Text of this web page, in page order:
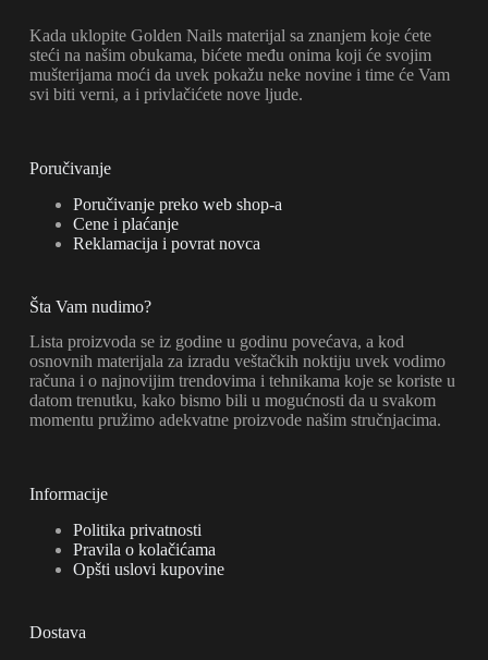
Kada uklopite Golden Nails materijal sa znanjem koje ćete
steći na našim obukama, bićete među onima koji će svojim
mušterijama moći da uvek pokažu neke novine i time će Vam
svi biti verni, a i privlačićete nove ljude.
Poručivanje
Poručivanje preko web shop-a
Cene i plaćanje
Reklamacija i povrat novca
Šta Vam nudimo?
Lista proizvoda se iz godine u godinu povećava, a kod
osnovnih materijala za izradu veštačkih noktiju uvek vodimo
računa i o najnovijim trendovima i tehnikama koje se koriste u
datom trenutku, kako bismo bili u mogućnosti da u svakom
momentu pružimo adekvatne proizvode našim stručnjacima.
Informacije
Politika privatnosti
Pravila o kolačićama
Opšti uslovi kupovine
Dostava